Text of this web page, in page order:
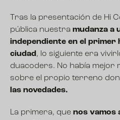
Tras la presentación de Hi
pública nuestra mudanza a
independiente en el primer
ciudad , lo siguiente era
duacoders. No había mejor
sobre el propio terreno
las novedades.
La primera, que nos vamos